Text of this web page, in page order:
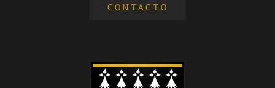
CONTACTO